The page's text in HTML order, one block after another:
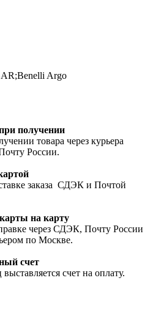
Argo
получении
товара через курьера
России.
заказа СДЭК и Почтой
на карту
через СДЭК, Почту России
по Москве.
счет
счет на оплату.